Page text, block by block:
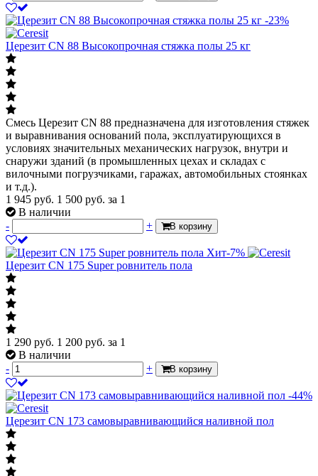
-23%
Церезит CN 88 Высокопрочная стяжка полы 25 кг
Смесь Церезит CN 88 предназначена для изготовления стяжек
и выравнивания оснований пола, эксплуатирующихся в
условиях значительных механических нагрузок, внутри и
снаружи зданий (в промышленных цехах и складах с
вилочными погрузчиками, гаражах, автомобильных стоянках
и т.д.).
1 945 руб. 1 500 руб. за 1
В наличии
-
+ В корзину
Хит-7%
Церезит CN 175 Super ровнитель пола
1 290 руб. 1 200 руб. за 1
В наличии
-
+ В корзину
-44%
Церезит CN 173 самовыравнивающийся наливной пол